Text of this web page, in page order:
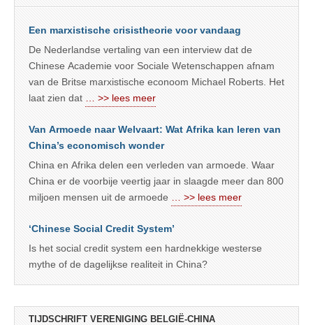
Een marxistische crisistheorie voor vandaag
De Nederlandse vertaling van een interview dat de
Chinese Academie voor Sociale Wetenschappen afnam
van de Britse marxistische econoom Michael Roberts. Het
laat zien dat
… >> lees meer
Van Armoede naar Welvaart: Wat Afrika kan leren van
China’s economisch wonder
China en Afrika delen een verleden van armoede. Waar
China er de voorbije veertig jaar in slaagde meer dan 800
miljoen mensen uit de armoede
… >> lees meer
‘Chinese Social Credit System’
Is het social credit system een hardnekkige westerse
mythe of de dagelijkse realiteit in China?
TIJDSCHRIFT VERENIGING BELGIË-CHINA